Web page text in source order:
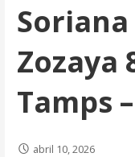
Zozaya
Tamps
abril 10, 2026